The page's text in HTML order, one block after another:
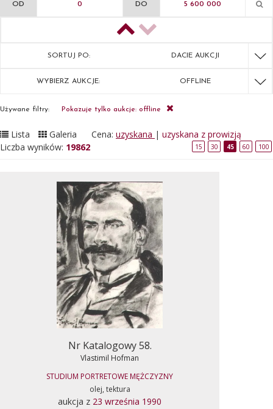
OD DO
SORTUJ PO: DACIE AUKCJI
WYBIERZ AUKCJE: OFFLINE
Używane filtry: Pokazuje tylko aukcje: offline
Lista Galeria Cena: uzyskana | uzyskana z prowizją
Liczba wyników: 19862 15 30 45 60 100
Nr Katalogowy 58.
Vlastimil Hofman
STUDIUM PORTRETOWE MĘŻCZYZNY
olej, tektura
aukcja z 23 września 1990